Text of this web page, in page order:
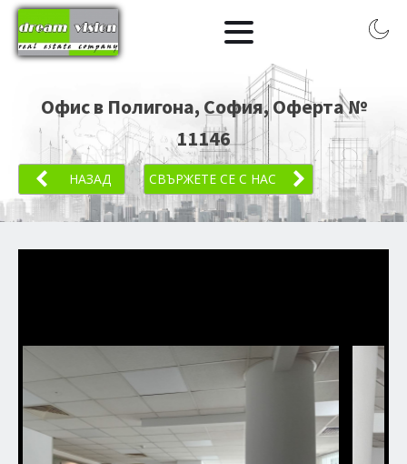
Офис в Полигона, София, Оферта №
11146
НАЗАД СВЪРЖЕТЕ СЕ С НАС